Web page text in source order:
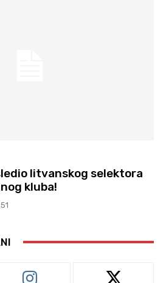
litvanskog selektora
kluba!